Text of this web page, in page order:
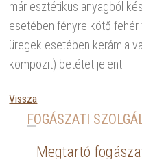
már esztétikus anyagból
esetében fényre kötő
üregek esetében kerámia
kompozit) betétet jelent.
Vissza
FOGÁSZATI
Megtartó